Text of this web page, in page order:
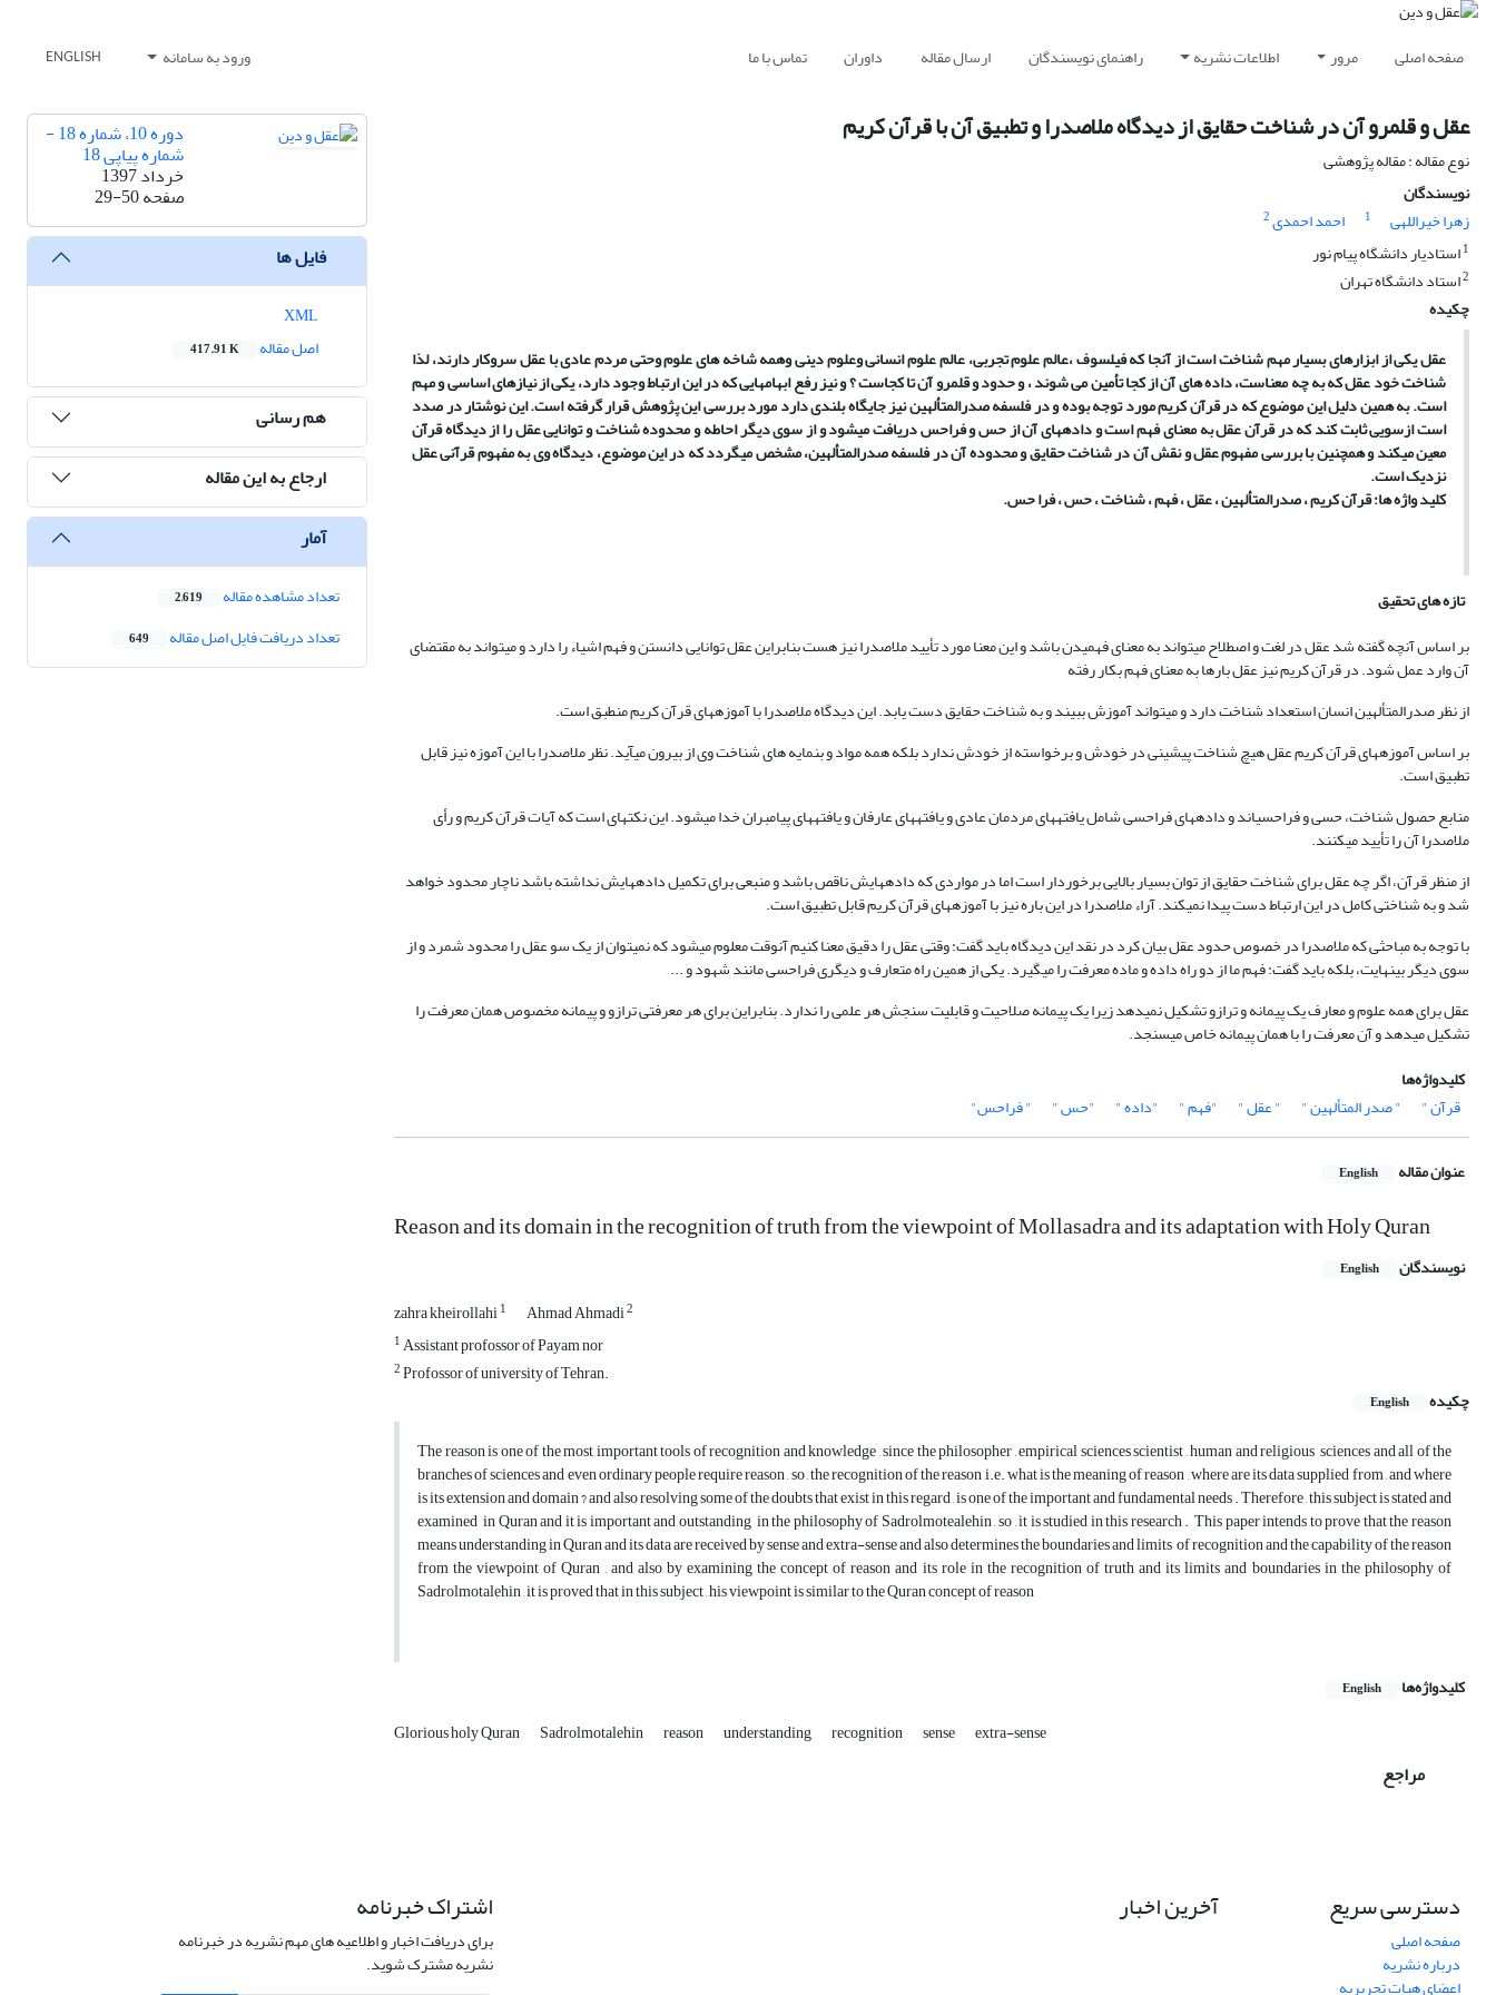
صفحه اصلی مرور اطلاعات نشریه راهنمای نویسندگان ارسال مقاله داوران تماس با ما ورود به سامانه ENGLISH
عقل و قلمرو آن در شناخت حقایق از دیدگاه ملاصدرا و تطبیق آن با قرآن کریم
نوع مقاله : مقاله پژوهشی
نویسندگان
زهرا خیراللهی
1 احمد احمدی2
1استادیار دانشگاه پیام نور
2استاد دانشگاه تهران
چکیده
عقل یکی از ابزارهای بسیار مهم شناخت است از آنجا که فیلسوف ،عالم علوم تجربی، عالم علوم انسانی وعلوم دینی وهمه شاخه های علوم وحتی مردم عادی با عقل سروکار دارند، لذا
شناخت خود عقل که به چه معناست، داده های آن از کجا تأمین می شوند ، و حدود و قلمرو آن تا کجاست ؟ و نیز رفع ابهامهایی که در این ارتباط وجود دارد، یکی از نیازهای اساسی و مهم
است. به همین دلیل این موضوع که در قرآن کریم مورد توجه بوده و در فلسفه صدرالمتألهین نیز جایگاه بلندی دارد مورد بررسی این پژوهش قرار گرفته است. این نوشتار در صدد
است ازسویی ثابت کند که در قرآن عقل به معنای فهم است و داده‏های آن از حس و فراحس دریافت می‏شود و از سوی دیگر احاطه و محدوده شناخت و توانایی عقل را از دیدگاه قرآن
معین می‏کند و همچنین با بررسی مفهوم عقل و نقش آن در شناخت حقایق و محدوده آن در فلسفه صدرالمتألهین، مشخص می‏گردد که در این موضوع، دیدگاه وی به مفهوم قرآنی عقل
نزدیک است.
کلید واژه ها:قرآن کریم ، صدرالمتألهین ، عقل ، فهم ، شناخت ، حس ، فرا حس.
تازه های تحقیق
بر اساس آنچه گفته شد عقل در لغت و اصطلاح می‏تواند به معنای فهمیدن باشد و این معنا مورد تأیید ملاصدرا نیز هست بنابراین عقل توانایی دانستن و فهم اشیاء را دارد و می‏تواند به مقتضای
آن وارد عمل شود. در قرآن کریم نیز عقل بارها به معنای فهم بکار رفته
از نظر صدرالمتألهین انسان استعداد شناخت دارد و می‏تواند آموزش ببیند و به شناخت حقایق دست یابد. این دیدگاه ملاصدرا با آموزه‏های قرآن کریم منطبق است.
بر اساس آموزه‏های قرآن کریم عقل هیچ شناخت پیشینی در خودش و برخواسته از خودش ندارد بلکه همه مواد و بن‏مایه های شناخت وی از بیرون می‏آید. نظر ملاصدرا با این آموزه نیز قابل
تطبیق است.
منابع حصول شناخت، حسی و فراحسی‏اند و داده‏های فراحسی شامل یافته‏های مردمان عادی و یافته‏های عارفان و یافته‏های پیامبران خدا می‏شود. این نکته‏ای است که آیات قرآن کریم و رأی
ملاصدرا آن را تأیید می‏کنند.
از منظر قرآن، اگر چه عقل برای شناخت حقایق از توان بسیار بالایی برخوردار است اما در مواردی که داده‏هایش ناقص باشد و منبعی برای تکمیل داده‏هایش نداشته باشد ناچار محدود خواهد
شد و به شناختی کامل در این ارتباط دست پیدا نمی‏کند. آراء ملاصدرا در این باره نیز با آموزه‏های قرآن کریم قابل تطبیق است.
با توجه به مباحثی که ملاصدرا در خصوص حدود عقل بیان کرد در نقد این دیدگاه باید گفت: وقتی عقل را دقیق معنا کنیم آنوقت معلوم می‏شود که نمی‏توان از یک سو عقل را محدود شمرد و از
سوی دیگر بی‏نهایت، بلکه باید گفت: فهم ما از دو راه داده و ماده معرفت را می‏گیرد. یکی از همین راه متعارف و دیگری فراحسی مانند شهود و ...
عقل برای همه علوم و معارف یک پیمانه و ترازو تشکیل نمی‏دهد زیرا یک پیمانه صلاحیت و قابلیت سنجش هر علمی را ندارد. بنابراین برای هر معرفتی ترازو و پیمانه مخصوص همان معرفت را
تشکیل می‏دهد و آن معرفت را با همان پیمانه خاص می‏سنجد.
کلیدواژه‌ها
قرآن "
" صدر المتألهین " " عقل " "فهم " "داده " "حس " " فراحس"
عنوان مقاله English
Reason and its domain in the recognition of truth from the viewpoint of Mollasadra and its adaptation with Holy Quran
نویسندگان English
zahra kheirollahi1 Ahmad Ahmadi2
1Assistant profossor of Payam nor
2Profossor of university of Tehran.
چکیده
English
The reason is one of the most important tools of recognition and knowledge , since the philosopher , empirical sciences scientist , human and religious sciences and all of the
branches of sciences and even ordinary people require reason , so , the recognition of the reason i.e. what is the meaning of reason , where are its data supplied from , and where
is its extension and domain ? and also resolving some of the doubts that exist in this regard , is one of the important and fundamental needs . Therefore , this subject is stated and
examined in Quran and it is important and outstanding in the philosophy of Sadrolmotealehin , so , it is studied in this research . This paper intends to prove that the reason
means understanding in Quran and its data are received by sense and extra-sense and also determines the boundaries and limits of recognition and the capability of the reason
from the viewpoint of Quran , and also by examining the concept of reason and its role in the recognition of truth and its limits and boundaries in the philosophy of
Sadrolmotalehin , it is proved that in this subject , his viewpoint is similar to the Quran concept of reason
کلیدواژه‌ها English
Glorious holy Quran Sadrolmotalehin reason understanding recognition sense extra-sense
مراجع
دوره 10، شماره 18 -
شماره پیاپی 18
خرداد 1397
صفحه29-50
فایل ها
اصل مقاله
417.91 K
هم رسانی
ارجاع به این مقاله
آمار
تعداد مشاهده مقاله 2,619
تعداد دریافت فایل اصل مقاله 649
دسترسی سریع
صفحه اصلی
درباره نشریه
اعضای هیات تحریریه
آخرین اخبار اشتراک خبرنامه
برای دریافت اخبار و اطلاعیه های مهم نشریه در خبرنامه
نشریه مشترک شوید.